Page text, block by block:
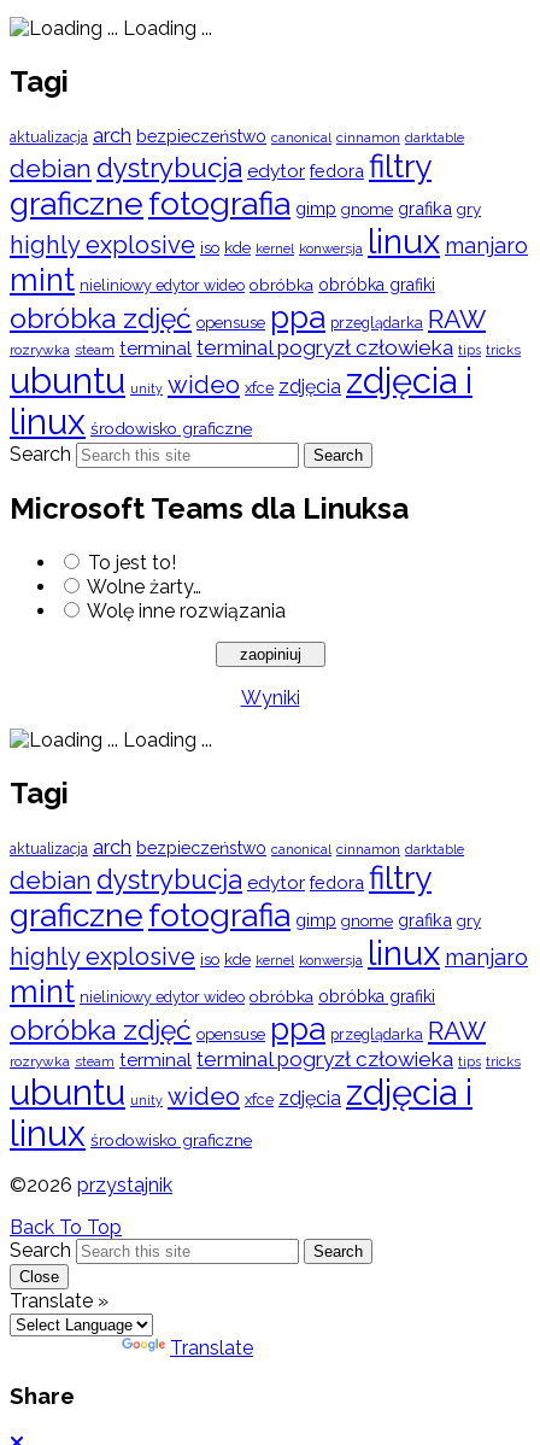
Loading ...
Tagi
aktualizacja arch bezpieczeństwo canonical cinnamon darktable
debian dystrybucja edytor fedora filtry
graficznefotografia gimp gnome grafika gry
highly explosive iso kde kernel konwersja linux manjaro
mint nieliniowy edytor wideo obróbka obróbka grafiki
obróbka zdjęć opensuse ppa przeglądarka RAW
rozrywka steam terminal terminal pogryzł człowieka tips tricks
ubuntu unity wideo xfce zdjęcia zdjęcia i
linux środowisko graficzne
Search Search
Microsoft Teams dla Linuksa
To jest to!
Wolne żarty…
Wolę inne rozwiązania
Wyniki
Loading ...
Tagi
aktualizacja arch bezpieczeństwo canonical cinnamon darktable
debian dystrybucja edytor fedora filtry
graficznefotografia gimp gnome grafika gry
highly explosive iso kde kernel konwersja linux manjaro
mint nieliniowy edytor wideo obróbka obróbka grafiki
obróbka zdjęć opensuse ppa przeglądarka RAW
rozrywka steam terminal terminal pogryzł człowieka tips tricks
ubuntu unity wideo xfce zdjęcia zdjęcia i
linux środowisko graficzne
©2026 przystajnik
Back To Top
Search
Search
Close
Translate »
Translate
Share